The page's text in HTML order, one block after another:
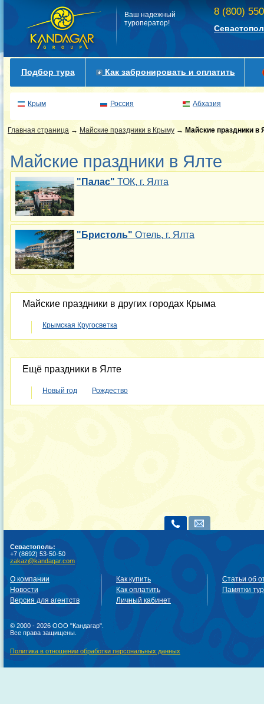
Ваш надежный
туроператор!
8 (800)
Подбор тура Как забронировать и оплатить
Крым Россия Абхазия
Главная страница → Майские праздники в Крыму → Майские праздники в
Майские праздники в Ялте
"Палас" ТОК, г. Ялта
"Бристоль" Отель, г. Ялта
Майские праздники в других городах Крыма
Крымская Кругосветка
Ещё праздники в Ялте
Новый год Рождество
Севастополь:
+7 (8692) 53-50-50
zakaz@kandagar.com
О компании
Новости
Версия для агентств
Как купить
Как оплатить
Личный кабинет
Статьи об
Памятки
© 2000 - 2026 ООО "Кандагар".
Все права защищены.
Политика в отношении обработки персональных данных